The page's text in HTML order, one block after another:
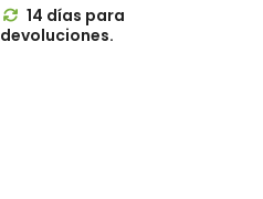
 14 días para
devoluciones.